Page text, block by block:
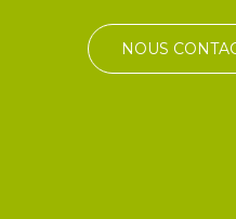
NOUS